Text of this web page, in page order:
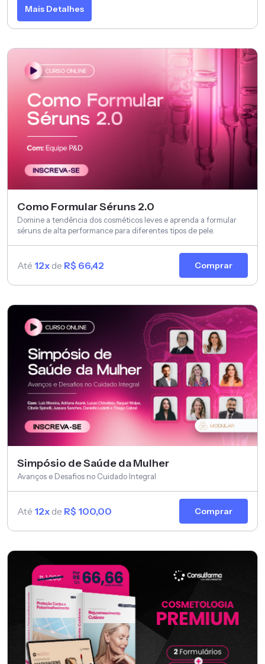
Mais Detalhes
Como Formular Séruns 2.0
Domine a tendência dos cosméticos leves e aprenda a formular
séruns de alta performance para diferentes tipos de pele.
Até 12x de R$ 66,42 Comprar
Simpósio de Saúde da Mulher
Avanços e Desafios no Cuidado Integral
Até 12x de R$ 100,00 Comprar